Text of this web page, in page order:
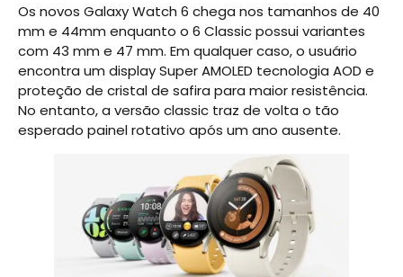
Os novos Galaxy Watch 6 chega nos tamanhos de 40
mm e 44mm enquanto o 6 Classic possui variantes
com 43 mm e 47 mm. Em qualquer caso, o usuário
encontra um display Super AMOLED tecnologia AOD e
proteção de cristal de safira para maior resistência.
No entanto, a versão classic traz de volta o tão
esperado painel rotativo após um ano ausente.